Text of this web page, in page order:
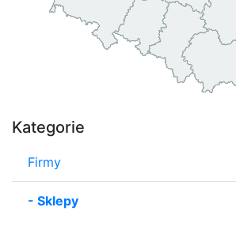
Kategorie
Firmy
- Sklepy